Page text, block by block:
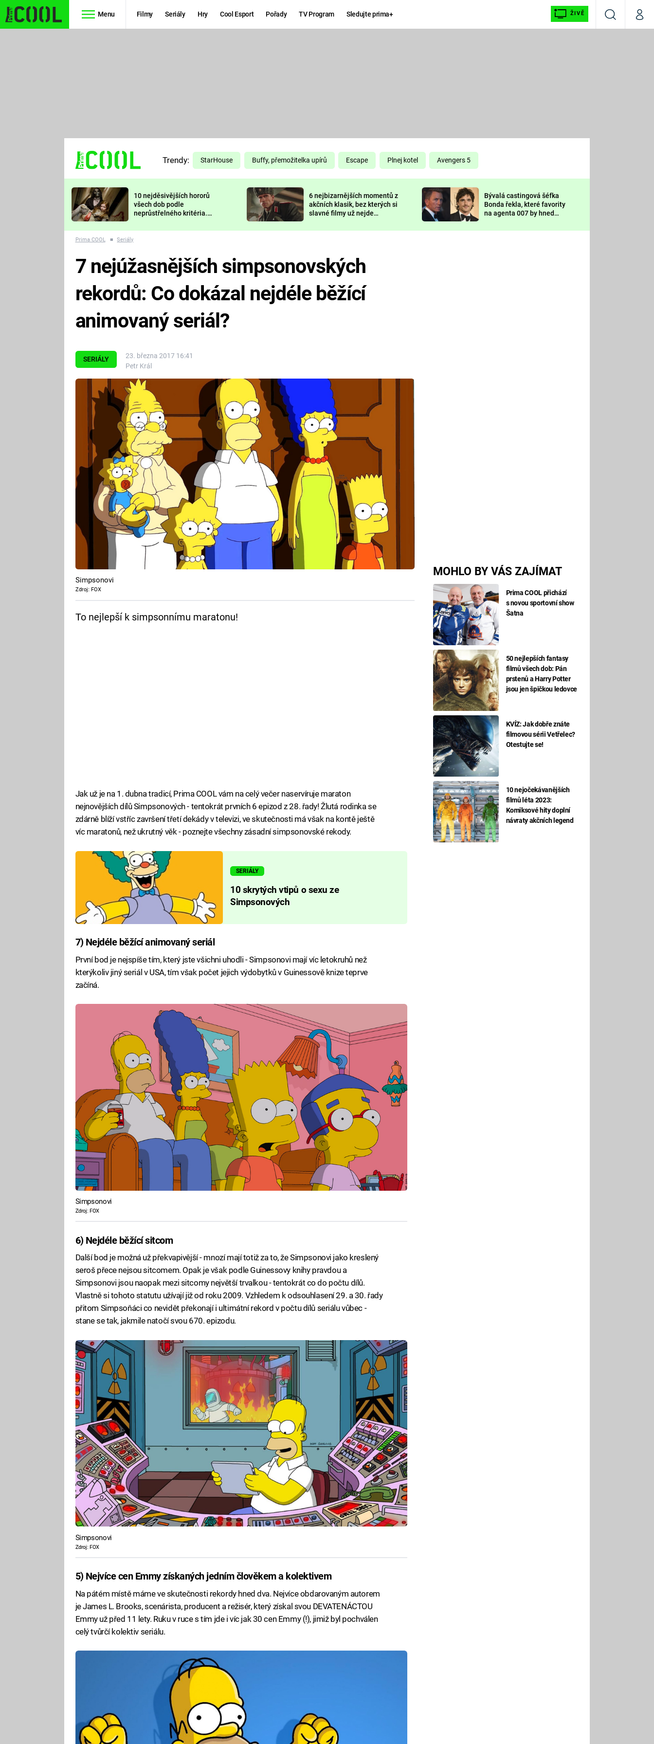
Menu Filmy Seriály Hry Cool Esport Pořady TV Program Sledujte prima+ ŽIVĚ
VyhledáváníMůj
TŘESKU
FUTURAMA
PREDÁTOR
DELIVERANCE
KOMEDIE
CHUCK
NORRIS
DEADPOOL
Prima LAJK
Sledujte nás
Trendy: StarHouse Buffy, přemožitelka upírů Escape Plnej kotel Avengers 5
10 nejděsivějších hororů
všech dob podle
neprůstřelného kritéria.
nejvíc zvednou tep?
6 nejbizarnějších momentů z
akčních klasik, bez kterých si
slavné filmy už nejde
Bývalá castingová šéfka
Bonda řekla, které favority
na agenta 007 by hned
Prima COOL ■ Seriály
SERIÁLY
23. března 2017 16:41
Petr Král
MOHLO BY VÁS ZAJÍMAT
Prima COOL přichází
s novou sportovní show
Šatna
50 nejlepších fantasy
filmů všech dob: Pán
prstenů a Harry Potter
jsou jen špičkou ledovce
KVÍZ: Jak dobře znáte
filmovou sérii Vetřelec?
Otestujte se!
10 nejočekávanějších
filmů léta 2023:
Komiksové hity doplní
návraty akčních legend
7 nejúžasnějších simpsonovských
rekordů: Co dokázal nejdéle běžící
animovaný seriál?
Simpsonovi
Zdroj: FOX
To nejlepší k simpsonnímu maratonu!
Jak už je na 1. dubna tradicí, Prima COOL vám na celý večer naservíruje maraton
nejnovějších dílů Simpsonových - tentokrát prvních 6 epizod z 28. řady! Žlutá rodinka se
zdárně blíží vstříc završení třetí dekády v televizi, ve skutečnosti má však na kontě ještě
víc maratonů, než ukrutný věk - poznejte všechny zásadní simpsonovské rekody.
SERIÁLY
10 skrytých vtipů o sexu ze
Simpsonových
7) Nejdéle běžící animovaný seriál
První bod je nejspíše tím, který jste všichni uhodli - Simpsonovi mají víc letokruhů než
kterýkoliv jiný seriál v USA, tím však počet jejich výdobytků v Guinessově knize teprve
začíná.
Simpsonovi
Zdroj: FOX
6) Nejdéle běžící sitcom
Další bod je možná už překvapivější - mnozí mají totiž za to, že Simpsonovi jako kreslený
seroš přece nejsou sitcomem. Opak je však podle Guinessovy knihy pravdou a
Simpsonovi jsou naopak mezi sitcomy největší trvalkou - tentokrát co do počtu dílů.
Vlastně si tohoto statutu užívají již od roku 2009. Vzhledem k odsouhlasení 29. a 30. řady
přitom Simpsoňáci co nevidět překonají i ultimátní rekord v počtu dílů seriálu vůbec -
stane se tak, jakmile natočí svou 670. epizodu.
Simpsonovi
Zdroj: FOX
5) Nejvíce cen Emmy získaných jedním člověkem a kolektivem
Na pátém místě máme ve skutečnosti rekordy hned dva. Nejvíce obdarovaným autorem
je James L. Brooks, scenárista, producent a režisér, který získal svou DEVATENÁCTOU
Emmy už před 11 lety. Ruku v ruce s tím jde i víc jak 30 cen Emmy (!), jimiž byl pochválen
celý tvůrčí kolektiv seriálu.